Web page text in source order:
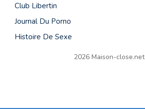
Club Libertin
Journal Du Porno
Histoire De Sexe
2026 Maison-close.net